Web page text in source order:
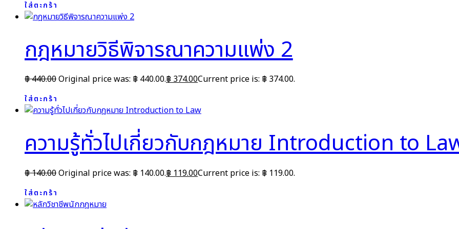
ใส่ตะกร้า
กฎหมายวิธีพิจารณาความแพ่ง 2
฿440.00Original price was: ฿ 440.00.฿374.00Current price is: ฿ 374.00.
ใส่ตะกร้า
ความรู้ทั่วไปเกี่ยวกับกฎหมาย Introduction to
฿140.00Original price was: ฿ 140.00.฿ 119.00Current price is: ฿ 119.00.
ใส่ตะกร้า